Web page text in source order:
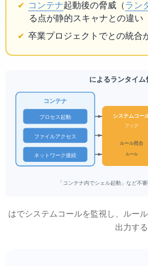
コンテナ起動後の脅威（ラン
る点が静的スキャナとの違い
CNCF卒業プロジェクトでとの統合
Falco — eBPFによるランタ
コンテナ / K8s
プロセス起動
ファイルアクセス
ネットワーク接続
システムコー
eBPFフック
ルール照合
(YAMLルール)
「コンテナ内でシェル起動」など不
Falcoはebpfでシステムコールを監視し、
出力する